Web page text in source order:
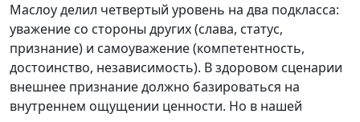
Маслоу делил четвертый уровень на два подкласса:
уважение со стороны других (слава, статус,
признание) и самоуважение (компетентность,
достоинство, независимость). В здоровом сценарии
внешнее признание должно базироваться на
внутреннем ощущении ценности. Но в нашей